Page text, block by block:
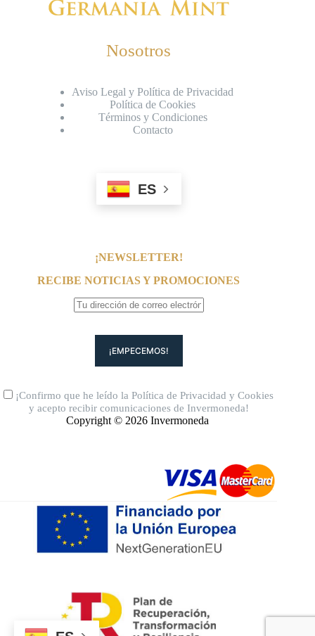
Nosotros
Aviso Legal y Política de Privacidad
Política de Cookies
Términos y Condiciones
Contacto
ES
¡NEWSLETTER!
RECIBE NOTICIAS Y PROMOCIONES
¡Confirmo que he leído laPolítica de Privacidad yCookies
y acepto recibir comunicaciones de Invermoneda!
Copyright © 2026 Invermoneda